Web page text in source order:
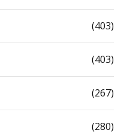
(403)
(403)
(267)
(280)